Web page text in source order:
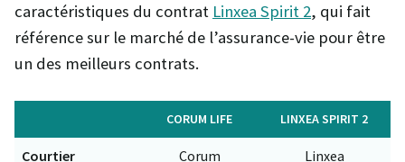
caractéristiques du contrat Linxea Spirit 2, qui fait
référence sur le marché de l’assurance-vie pour être
un des meilleurs contrats.
CORUM LIFE LINXEA SPIRIT 2
Courtier
Corum
Linxea